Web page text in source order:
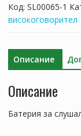
PTC802050
Код: SL00065-1
високоговорител
Описание
Описание
Батерия за